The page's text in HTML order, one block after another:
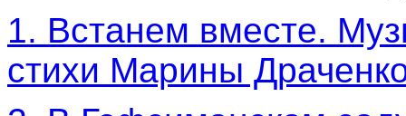
1. Встанем вместе.
стихи Марины